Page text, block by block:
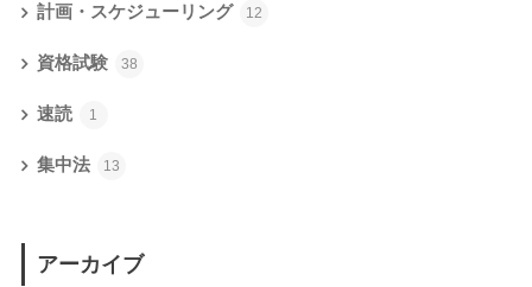
計画・スケジューリング 12
資格試験 38
速読 1
集中法 13
アーカイブ